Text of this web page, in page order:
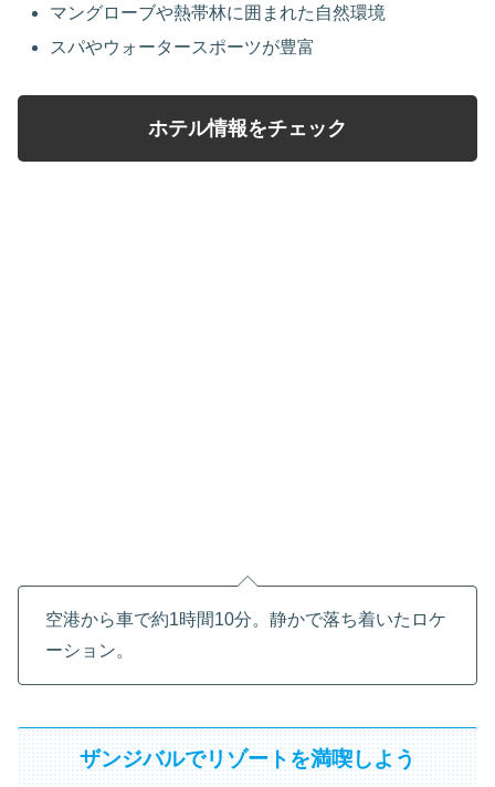
マングローブや熱帯林に囲まれた自然環境
スパやウォータースポーツが豊富
ホテル情報をチェック
空港から車で約1時間10分。静かで落ち着いたロケ
ーション。
ザンジバルでリゾートを満喫しよう